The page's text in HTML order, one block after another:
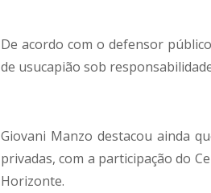
De acordo com o defensor
de usucapião sob
Giovani Manzo destacou ainda
privadas, com a participação do
Horizonte.